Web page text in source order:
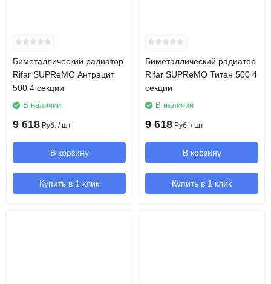
Биметаллический радиатор
Rifar SUPReMO Антрацит
500 4 секции
В наличии
9 618 Руб. / шт
В корзину
Купить в 1 клик
Биметаллический радиатор
Rifar SUPReMO Титан 500 4
секции
В наличии
9 618 Руб. / шт
В корзину
Купить в 1 клик